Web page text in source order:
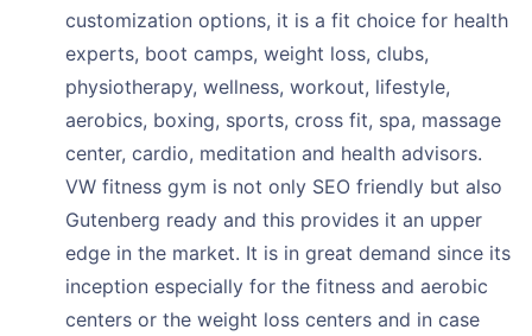
customization options, it is a fit choice for health
experts, boot camps, weight loss, clubs,
physiotherapy, wellness, workout, lifestyle,
aerobics, boxing, sports, cross fit, spa, massage
center, cardio, meditation and health advisors.
VW fitness gym is not only SEO friendly but also
Gutenberg ready and this provides it an upper
edge in the market. It is in great demand since its
inception especially for the fitness and aerobic
centers or the weight loss centers and in case